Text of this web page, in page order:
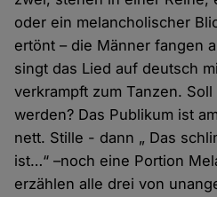
oder ein melancholischer
ertönt – die Männer fangen
singt das Lied auf deutsch
verkrampft zum Tanzen.
werden? Das Publikum ist
nett. Stille - dann „ Das
ist…“ –noch eine Portion
erzählen alle drei von